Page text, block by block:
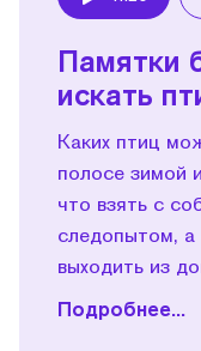
Памятки
искать
Каких птиц
полосе зимой
что взять с
следопытом,
выходить из
Подробнее...